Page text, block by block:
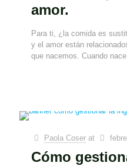
amor.
Para ti, ¿la comida es
y el amor están
que nacemos. Cuando
Paola Coser at
Cómo